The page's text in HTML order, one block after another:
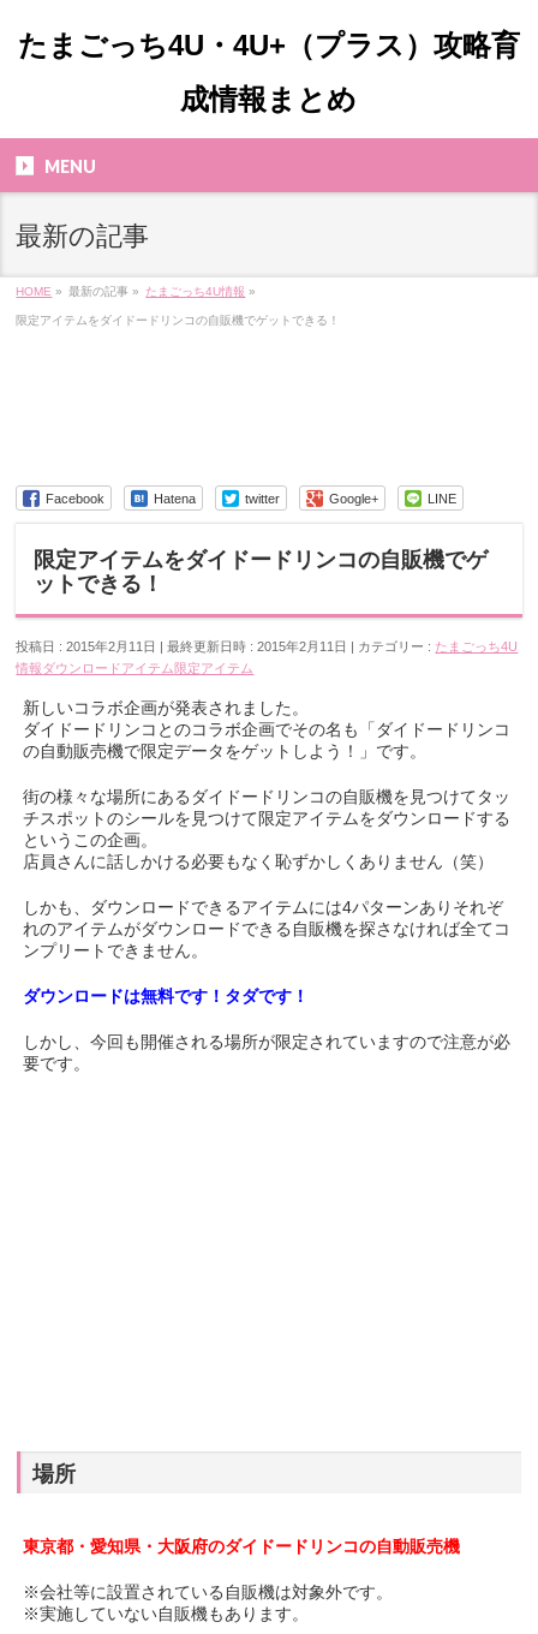
たまごっち4U・4U+（プラス）攻略育
成情報まとめ
MENU
最新の記事
HOME » 最新の記事 » たまごっち4U情報 »
限定アイテムをダイドードリンコの自販機でゲットできる！
Facebook Hatena twitter Google+ LINE
限定アイテムをダイドードリンコの自販機でゲ
ットできる！
投稿日 : 2015年2月11日 最終更新日時 : 2015年2月11日 カテゴリー : たまごっち4U
情報ダウンロードアイテム 限定アイテム
新しいコラボ企画が発表されました。
ダイドードリンコとのコラボ企画でその名も「ダイドードリンコ
の自動販売機で限定データをゲットしよう！」です。
街の様々な場所にあるダイドードリンコの自販機を見つけてタッ
チスポットのシールを見つけて限定アイテムをダウンロードする
というこの企画。
店員さんに話しかける必要もなく恥ずかしくありません（笑）
しかも、ダウンロードできるアイテムには4パターンありそれぞ
れのアイテムがダウンロードできる自販機を探さなければ全てコ
ンプリートできません。
ダウンロードは無料です！タダです！
しかし、今回も開催される場所が限定されていますので注意が必
要です。
場所
東京都・愛知県・大阪府のダイドードリンコの自動販売機
※会社等に設置されている自販機は対象外です。
※実施していない自販機もあります。